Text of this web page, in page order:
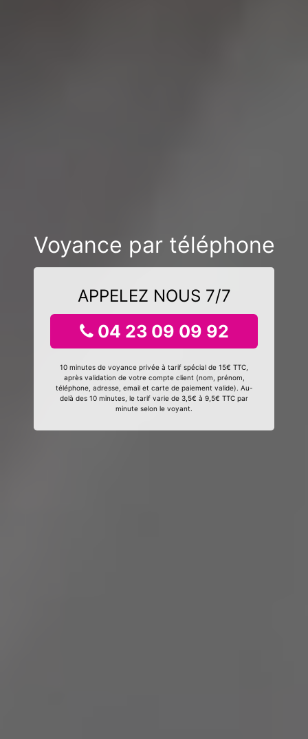
Voyance par téléphone
APPELEZ NOUS 7/7
04 23 09 09 92
10 minutes de voyance privée à tarif spécial de 15€ TTC,
après validation de votre compte client (nom, prénom,
téléphone, adresse, email et carte de paiement valide). Au-
delà des 10 minutes, le tarif varie de 3,5€ à 9,5€ TTC par
minute selon le voyant.